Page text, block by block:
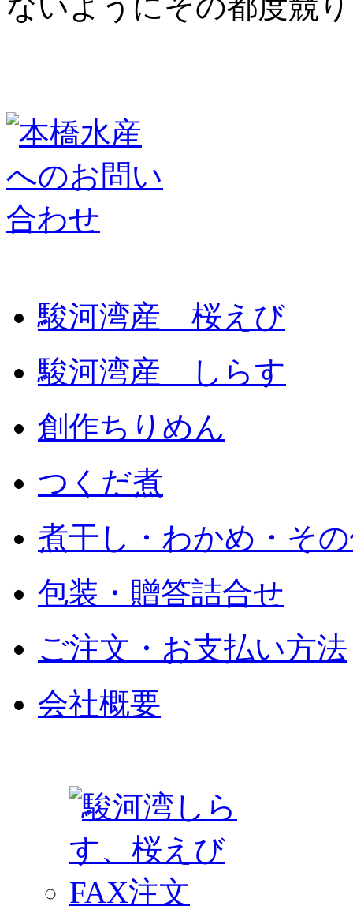
駿河湾産 桜えび
駿河湾産 しらす
創作ちりめん
つくだ煮
煮干し・わかめ・そ
包装・贈答詰合せ
ご注文・お支払い方法
会社概要